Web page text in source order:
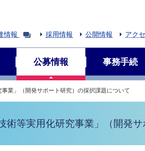
情報 採用情報 公開情報 アク
公募情報 事務手続
業」（開発サポート研究）の採択課題について
等実用化研究事業」（開発